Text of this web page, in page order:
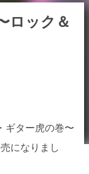
ロック＆
ギター虎の巻〜
になりまし